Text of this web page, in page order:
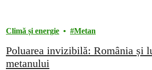
Climă și energie Metan
Poluarea invizibilă: România și
metanului